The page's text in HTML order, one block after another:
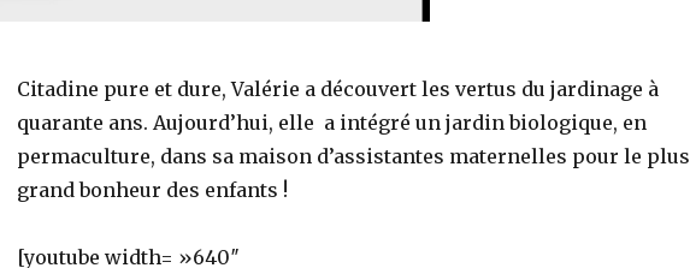
Citadine pure et dure, Valérie a découvert les vertus du jardinage à
quarante ans. Aujourd’hui, elle a intégré un jardin biologique, en
permaculture, dans sa maison d’assistantes maternelles pour le plus
grand bonheur des enfants !
[youtube width= »640″